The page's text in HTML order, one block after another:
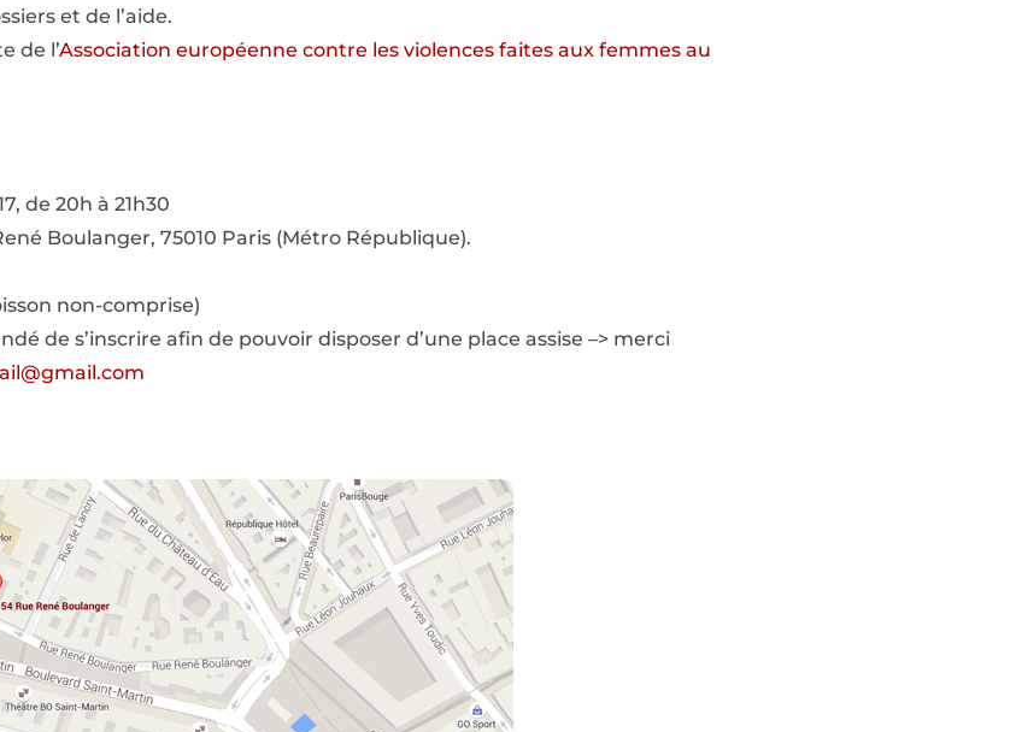
et de l’aide.
de l’Association européenne contre les violences faites aux femmes au
de 20h à 21h30
Boulanger, 75010 Paris (Métro République).
non-comprise)
de s’inscrire afin de pouvoir disposer d’une place assise –> merci